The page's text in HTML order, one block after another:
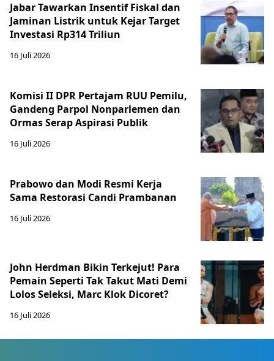
Jabar Tawarkan Insentif Fiskal dan
Jaminan Listrik untuk Kejar Target
Investasi Rp314 Triliun
16 Juli 2026
Komisi II DPR Pertajam RUU Pemilu,
Gandeng Parpol Nonparlemen dan
Ormas Serap Aspirasi Publik
16 Juli 2026
Prabowo dan Modi Resmi Kerja
Sama Restorasi Candi Prambanan
16 Juli 2026
John Herdman Bikin Terkejut! Para
Pemain Seperti Tak Takut Mati Demi
Lolos Seleksi, Marc Klok Dicoret?
16 Juli 2026